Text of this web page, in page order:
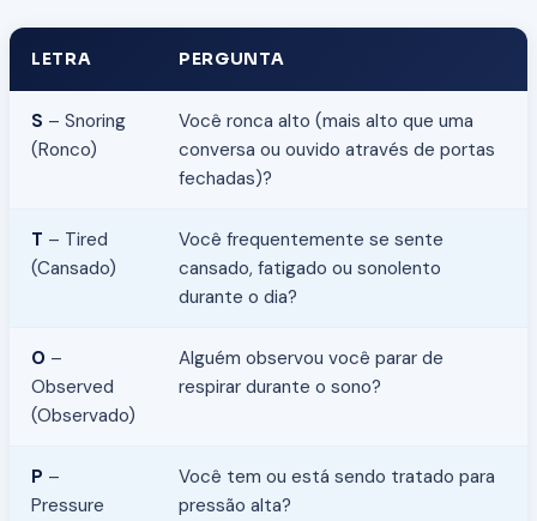
LETRA PERGUNTA
S – Snoring
(Ronco)
Você ronca alto (mais alto que uma
conversa ou ouvido através de portas
fechadas)?
T – Tired
(Cansado)
Você frequentemente se sente
cansado, fatigado ou sonolento
durante o dia?
O –
Observed
(Observado)
Alguém observou você parar de
respirar durante o sono?
P –
Pressure
Você tem ou está sendo tratado para
pressão alta?